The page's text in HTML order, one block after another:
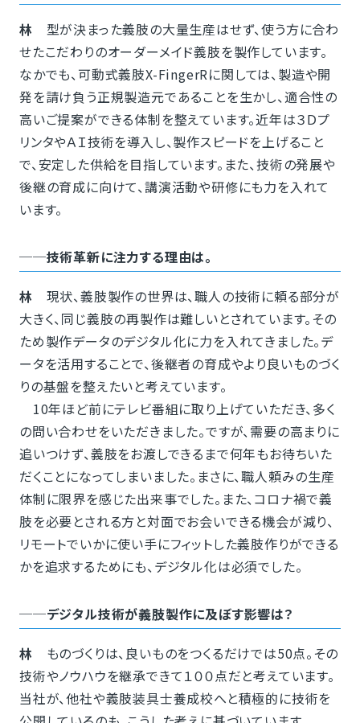
林 型が決まった義肢の大量生産はせず、使う方に合わ
せたこだわりのオーダーメイド義肢を製作しています。
なかでも、可動式義肢X-FingerRに関しては、製造や開
発を請け負う正規製造元であることを生かし、適合性の
高いご提案ができる体制を整えています。近年は３Ｄプ
リンタやＡＩ技術を導入し、製作スピードを上げること
で、安定した供給を目指しています。また、技術の発展や
後継の育成に向けて、講演活動や研修にも力を入れて
います。
──技術革新に注力する理由は。
林 現状、義肢製作の世界は、職人の技術に頼る部分が
大きく、同じ義肢の再製作は難しいとされています。その
ため製作データのデジタル化に力を入れてきました。デ
ータを活用することで、後継者の育成やより良いものづく
りの基盤を整えたいと考えています。
10年ほど前にテレビ番組に取り上げていただき、多く
の問い合わせをいただきました。ですが、需要の高まりに
追いつけず、義肢をお渡しできるまで何年もお待ちいた
だくことになってしまいました。まさに、職人頼みの生産
体制に限界を感じた出来事でした。また、コロナ禍で義
肢を必要とされる方と対面でお会いできる機会が減り、
リモートでいかに使い手にフィットした義肢作りができる
かを追求するためにも、デジタル化は必須でした。
──デジタル技術が義肢製作に及ぼす影響は？
林 ものづくりは、良いものをつくるだけでは50点。その
技術やノウハウを継承できて１００点だと考えています。
当社が、他社や義肢装具士養成校へと積極的に技術を